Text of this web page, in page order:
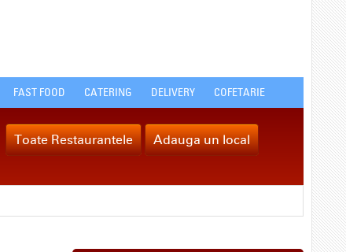
FAST FOOD CATERING DELIVERY COFETARIE
Toate Restaurantele Adauga un local